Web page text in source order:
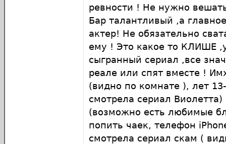
ревности ! Не нужно
Бар талантливый ,а
актер! Не обязательно
ему ! Это какое то КЛИШЕ
сыгранный сериал ,все
реале или спят вместе !
(видно по комнате ), лет
смотрела сериал
(возможно есть любимые
попить чаек, телефон
смотрела сериал скам (